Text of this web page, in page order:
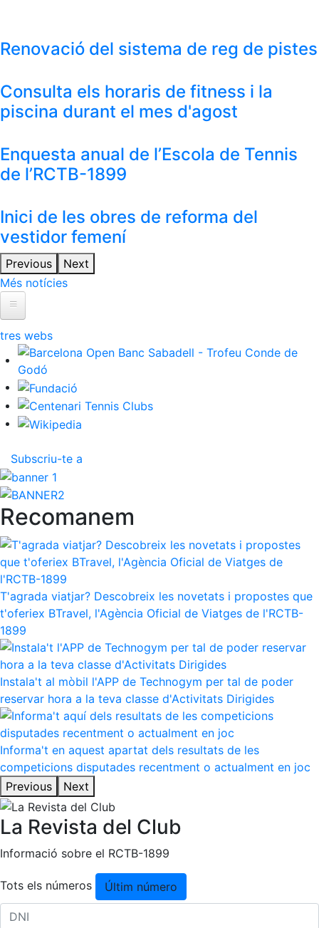
Renovació del sistema de reg de pistes
Consulta els horaris de fitness i la
piscina durant el mes d'agost
Enquesta anual de l’Escola de Tennis
de l’RCTB-1899
Inici de les obres de reforma del
vestidor femení
Previous
Next
Més notícies
webs
Subscriu-te a
Recomanem
T'agrada viatjar? Descobreix les novetats i propostes que
t'oferiex BTravel, l'Agència Oficial de Viatges de l'RCTB-
1899
Instala't al mòbil l'APP de Technogym per tal de poder
reservar hora a la teva classe d'Activitats Dirigides
Informa't en aquest apartat dels resultats de les
competicions disputades recentment o actualment en joc
Previous
Next
La Revista del Club
Informació sobre el RCTB-1899
Tots els números Últim número